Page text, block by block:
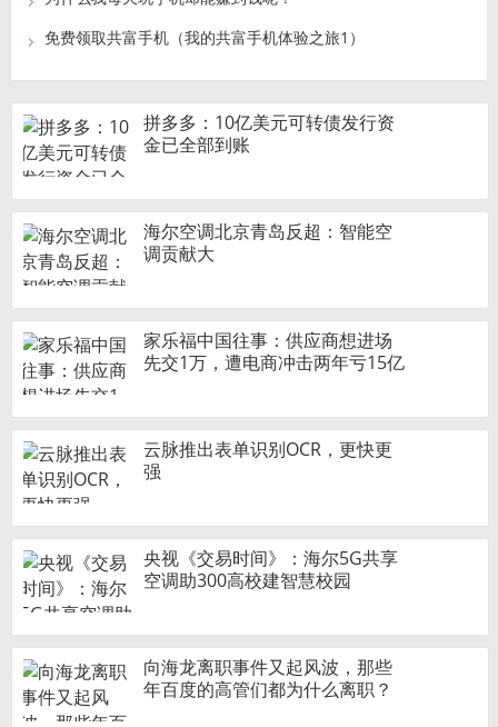
免费领取共富手机（我的共富手机体验之旅1）
拼多多：10亿美元可转债发行资
金已全部到账
海尔空调北京青岛反超：智能空
调贡献大
家乐福中国往事：供应商想进场
先交1万，遭电商冲击两年亏15亿
云脉推出表单识别OCR，更快更
强
央视《交易时间》：海尔5G共享
空调助300高校建智慧校园
向海龙离职事件又起风波，那些
年百度的高管们都为什么离职？
假面骑士01官方介绍了一下作为
主题的人工智能的故事
康佳Kmini化妆品冰箱 颜值与实
力并存
传音控股上市在即被华为起诉 华
为方面：暂不回应此事
Amazon 采用 Bose 降噪技术，
推出 Echo Buds 真无线耳机
如何巧立“人设”？ 你可能需要一
台“人设维持机”
激光电视异军突起，大屏、护
南通美纹纸胶带生产厂家带您了
解美纹纸胶带[天圣]
外媒：iPhone 11中国市场销售势
头强劲 苹果追加订单
2019中国金融科技国际峰会，这
些500强企业参会都有你吗？